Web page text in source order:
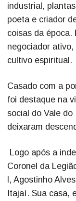
industrial,
poeta e criador
coisas da época.
negociador
cultivo espiritual.
Casado com a
foi destaque na
social do Vale
deixaram
Logo após a
Coronel da
l, Agostinho
Itajaí. Sua casa,